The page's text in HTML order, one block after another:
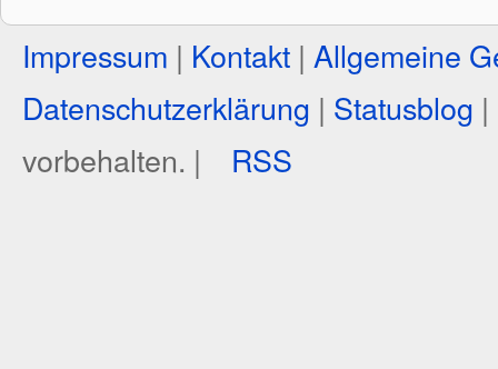
Impressum | Kontakt | Allgemeine
Datenschutzerklärung | Statusblog |
vorbehalten. |
RSS